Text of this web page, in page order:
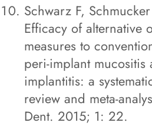
Schwarz F,
Efficacy of alternative
measures to
peri-implant mucositis
implantitis: a
review and meta-
Dent. 2015; 1: 22.